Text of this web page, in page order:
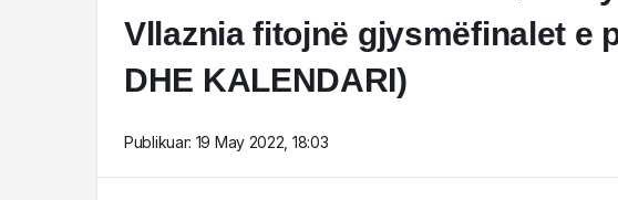
Vllaznia fitojnë gjysmëfinalet e
DHE KALENDARI)
Publikuar: 19 May 2022, 18:03